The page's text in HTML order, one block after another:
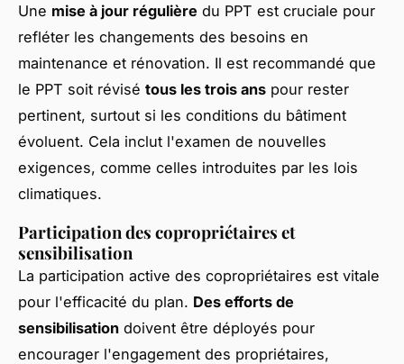
Une mise à jour régulière du PPT est cruciale pour
refléter les changements des besoins en
maintenance et rénovation. Il est recommandé que
le PPT soit révisé tous les trois ans pour rester
pertinent, surtout si les conditions du bâtiment
évoluent. Cela inclut l'examen de nouvelles
exigences, comme celles introduites par les lois
climatiques.
Participation des copropriétaires et
sensibilisation
La participation active des copropriétaires est vitale
pour l'efficacité du plan. Des efforts de
sensibilisation doivent être déployés pour
encourager l'engagement des propriétaires,